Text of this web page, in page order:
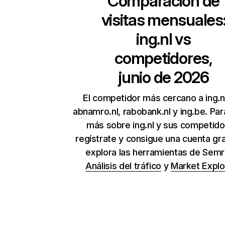
visitas
ing.nlvs
competidores,
junio de 2026
El competidor más cercano a
abnamro.nl, rabobank.nl y ing.be.
más sobre ing.nl y sus
regístrate y consigue una cuenta
explora las herramientas de
Análisis del tráfico y Market